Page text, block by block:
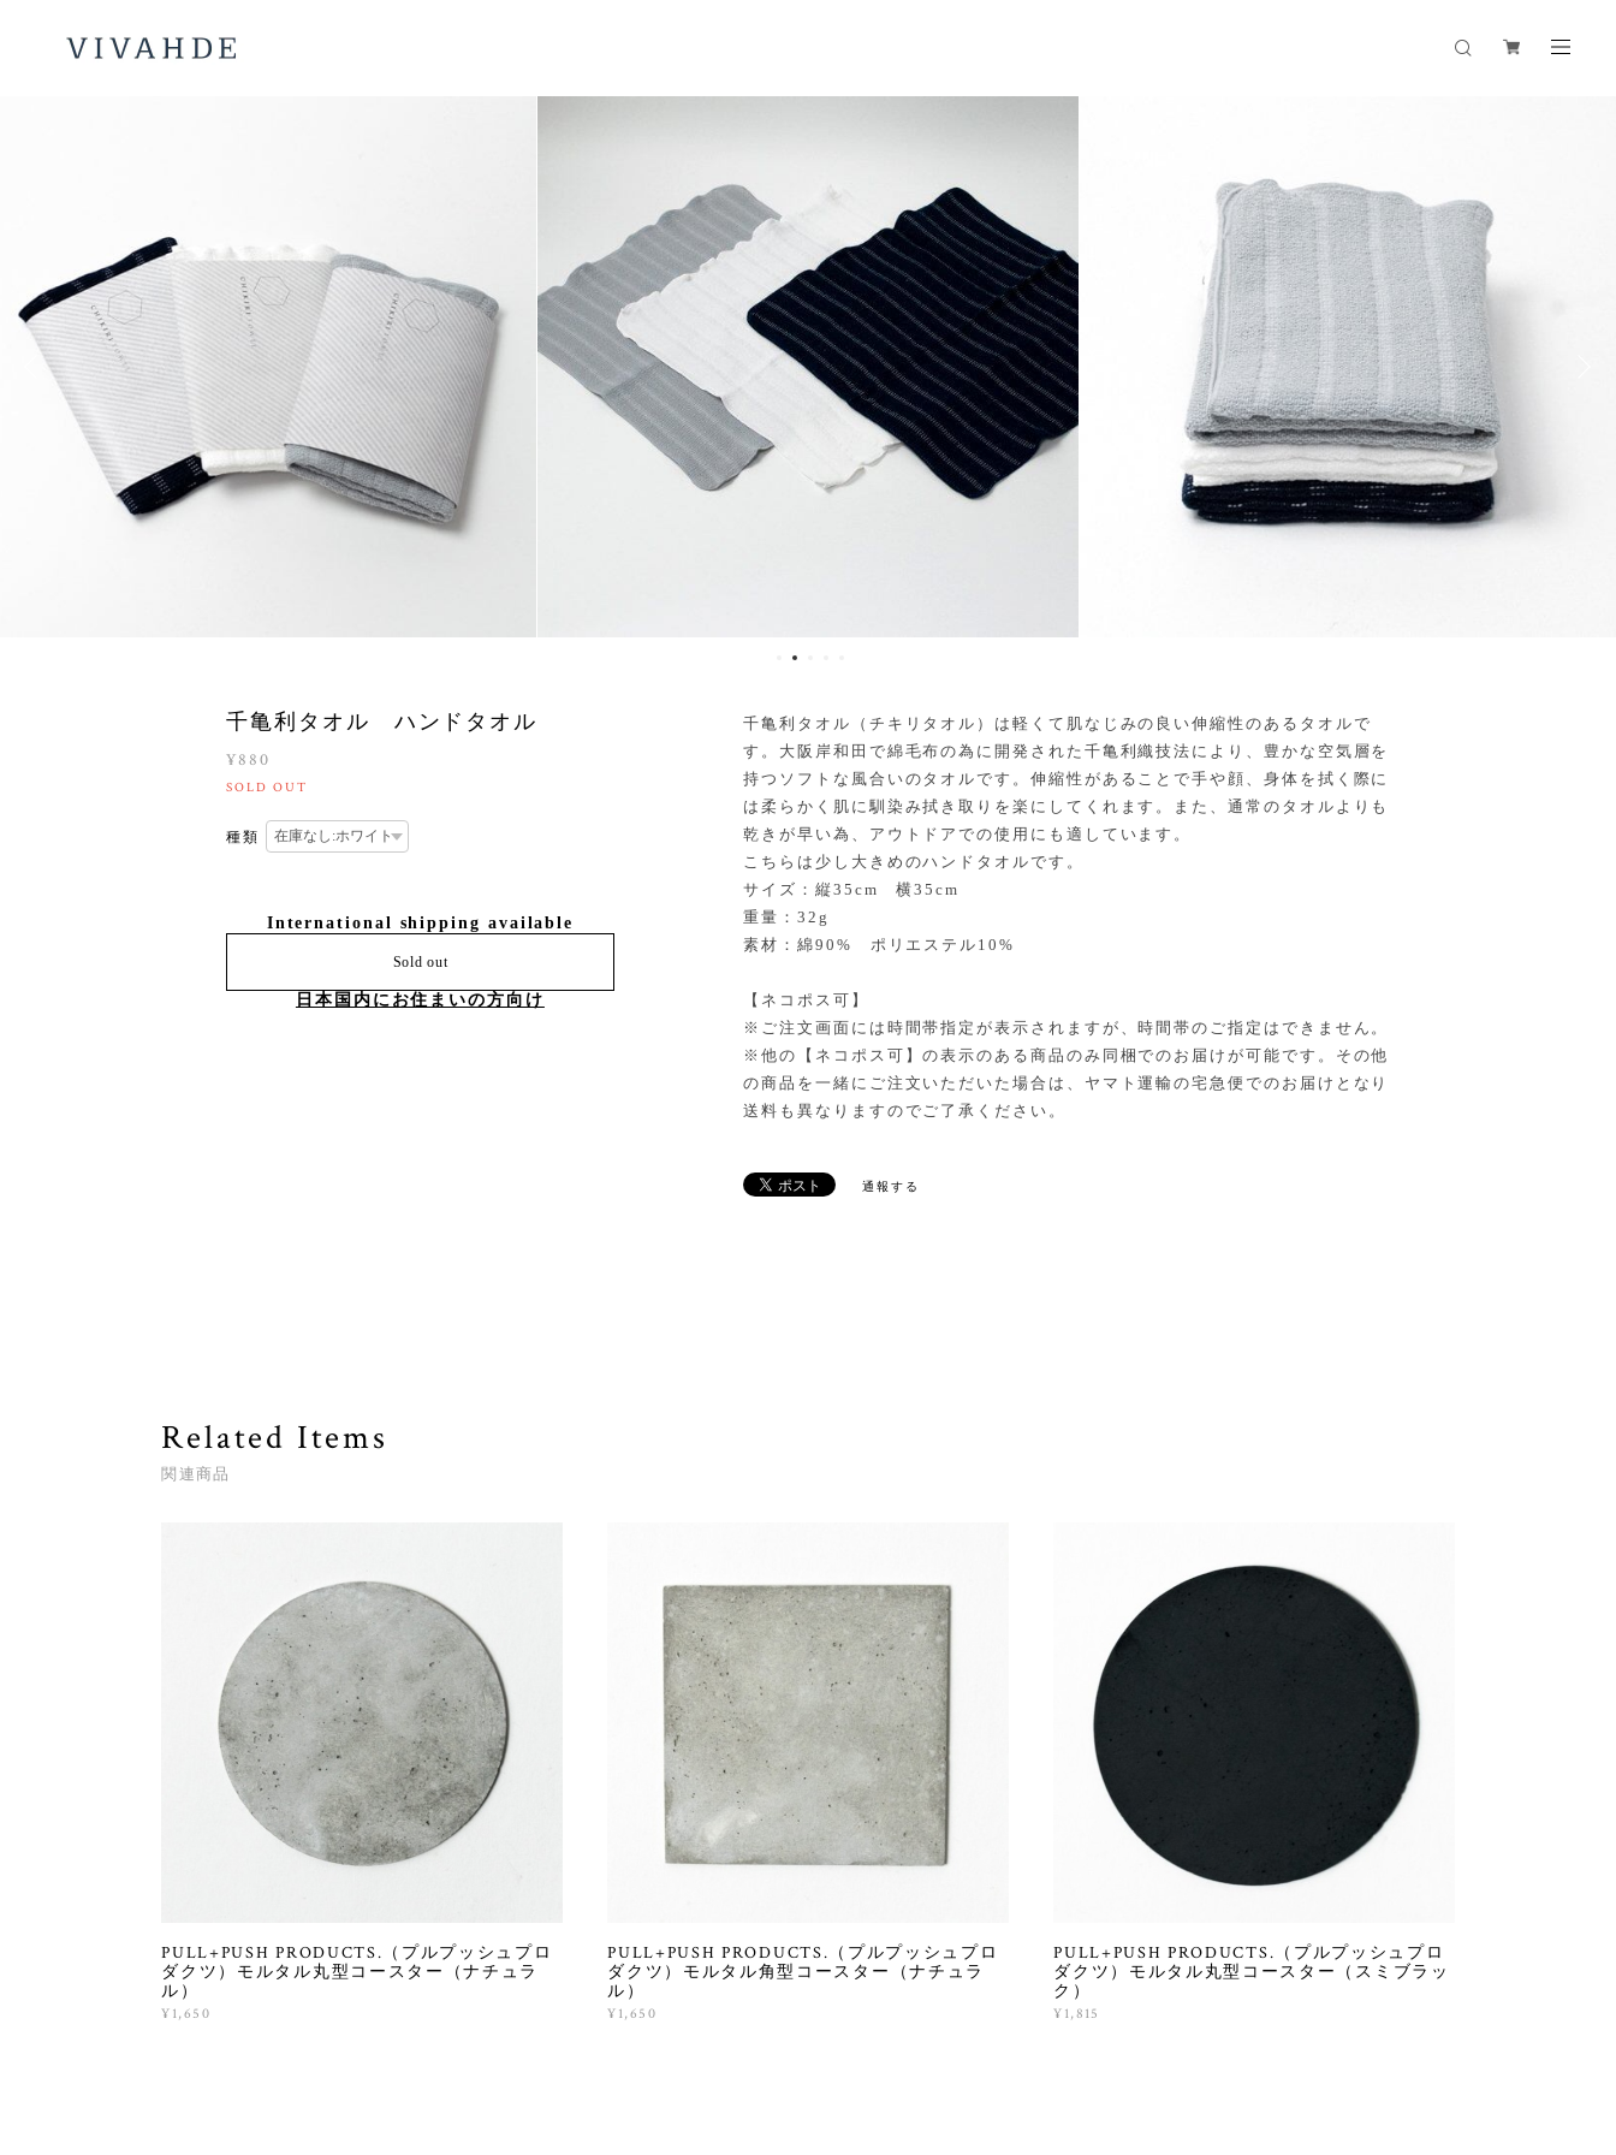
千亀利タオル ハンドタオル
¥880
SOLD OUT
種類
International shipping available
Sold out
日本国内にお住まいの方向け
千亀利タオル（チキリタオル）は軽くて肌なじみの良い伸縮性のあるタオルで
す。大阪岸和田で綿毛布の為に開発された千亀利織技法により、豊かな空気層を
持つソフトな風合いのタオルです。伸縮性があることで手や顔、身体を拭く際に
は柔らかく肌に馴染み拭き取りを楽にしてくれます。また、通常のタオルよりも
乾きが早い為、アウトドアでの使用にも適しています。
こちらは少し大きめのハンドタオルです。
サイズ：縦35cm 横35cm
重量：32g
素材：綿90% ポリエステル10%
【ネコポス可】
※ご注文画面には時間帯指定が表示されますが、時間帯のご指定はできません。
※他の【ネコポス可】の表示のある商品のみ同梱でのお届けが可能です。その他
の商品を一緒にご注文いただいた場合は、ヤマト運輸の宅急便でのお届けとなり
送料も異なりますのでご了承ください。
通報する
Related Items
関連商品
PULL+PUSH PRODUCTS.（プルプッシュプロ
ダクツ）モルタル丸型コースター（ナチュラ
ル）
¥1,650
PULL+PUSH PRODUCTS.（プルプッシュプロ
ダクツ）モルタル角型コースター（ナチュラ
ル）
¥1,650
PULL+PUSH PRODUCTS.（プルプッシュプロ
ダクツ）モルタル丸型コースター（スミブラッ
ク）
¥1,815